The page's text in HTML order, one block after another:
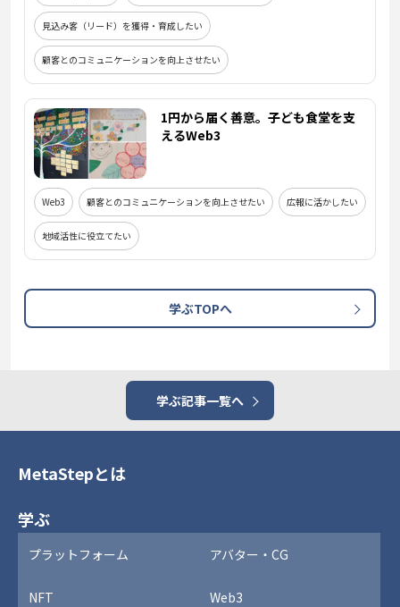
見込み客（リード）を獲得・育成したい
顧客とのコミュニケーションを向上させたい
1円から届く善意。子ども食堂を支
えるWeb3
Web3 顧客とのコミュニケーションを向上させたい 広報に活かしたい
地域活性に役立てたい
学ぶTOPへ
学ぶ記事一覧へ
MetaStepとは
学ぶ
プラットフォーム アバター・CG
NFT Web3